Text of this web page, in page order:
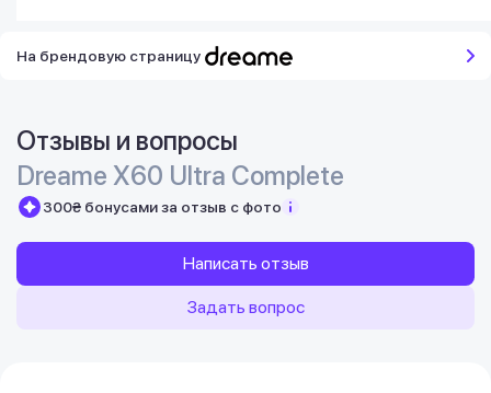
На брендовую страницу
Отзывы и вопросы
Dreame X60 Ultra Complete
300₴ бонусами за отзыв с фото
Написать отзыв
Задать вопрос